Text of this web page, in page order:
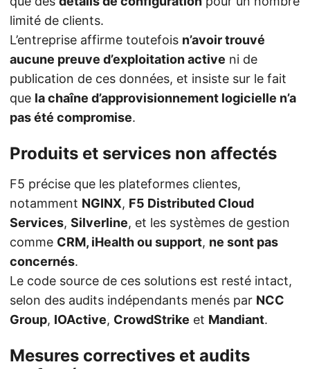
limité de clients.
L’entreprise affirme toutefois n’avoir trouvé
aucune preuve d’exploitation active ni de
publication de ces données, et insiste sur le fait
que la chaîne d’approvisionnement logicielle n’a
pas été compromise.
Produits et services non affectés
F5 précise que les plateformes clientes,
notamment NGINX, F5 Distributed Cloud
Services, Silverline, et les systèmes de gestion
comme CRM, iHealth ou support, ne sont pas
concernés.
Le code source de ces solutions est resté intact,
selon des audits indépendants menés par NCC
Group, IOActive, CrowdStrike et Mandiant.
Mesures correctives et audits